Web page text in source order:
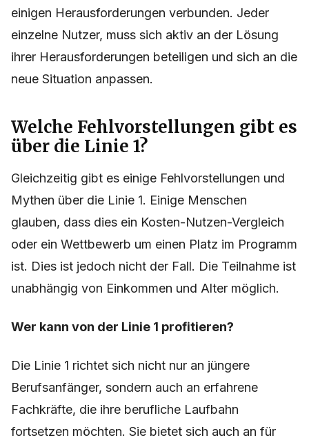
einigen Herausforderungen verbunden. Jeder
einzelne Nutzer, muss sich aktiv an der Lösung
ihrer Herausforderungen beteiligen und sich an die
neue Situation anpassen.
Welche Fehlvorstellungen gibt es
über die Linie 1?
Gleichzeitig gibt es einige Fehlvorstellungen und
Mythen über die Linie 1. Einige Menschen
glauben, dass dies ein Kosten-Nutzen-Vergleich
oder ein Wettbewerb um einen Platz im Programm
ist. Dies ist jedoch nicht der Fall. Die Teilnahme ist
unabhängig von Einkommen und Alter möglich.
Wer kann von der Linie 1 profitieren?
Die Linie 1 richtet sich nicht nur an jüngere
Berufsanfänger, sondern auch an erfahrene
Fachkräfte, die ihre berufliche Laufbahn
fortsetzen möchten. Sie bietet sich auch an für